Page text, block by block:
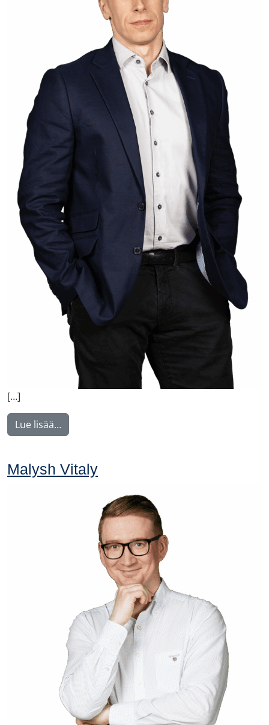
[…]
Lue lisää…
Malysh Vitaly